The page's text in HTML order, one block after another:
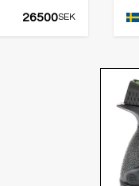
26500SEK